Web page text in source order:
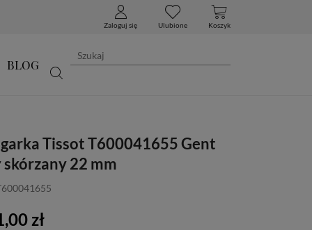
Zaloguj się Ulubione Koszyk
BLOG
Tissot T600041655 Gent
22 mm
zł